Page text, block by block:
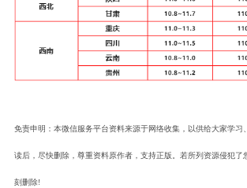
免责申明：本微信服务平台资料来源于网络收集，以供给大家学习
读后，尽快删除，尊重资料原作者，支持正版。若所列资源侵犯了
刻删除!